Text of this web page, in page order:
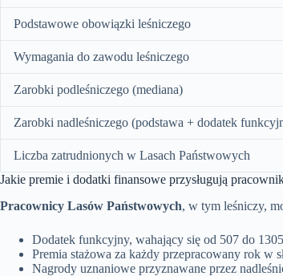
Podstawowe obowiązki leśniczego
Wymagania do zawodu leśniczego
Zarobki podleśniczego (mediana)
Zarobki nadleśniczego (podstawa + dodatek
Liczba zatrudnionych w Lasach Państwowych
Jakie premie i dodatki finansowe przysługują
Pracownicy Lasów Państwowych, w tym leśniczy,
Dodatek funkcyjny, wahający się od 507 do 1305
Premia stażowa za każdy przepracowany rok w
Nagrody uznaniowe przyznawane przez